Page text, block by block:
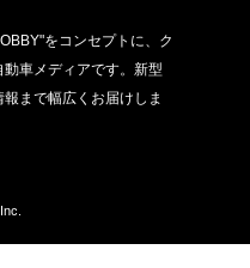
をコンセプトに、ク
車メディアです。新型
まで幅広くお届けしま